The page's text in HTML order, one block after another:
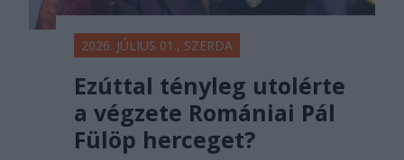
2026. JÚLIUS 01., SZERDA
Ezúttal tényleg utolérte
a végzete Romániai Pál
Fülöp herceget?